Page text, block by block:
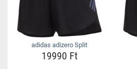
adidas adizero Split
19990 Ft